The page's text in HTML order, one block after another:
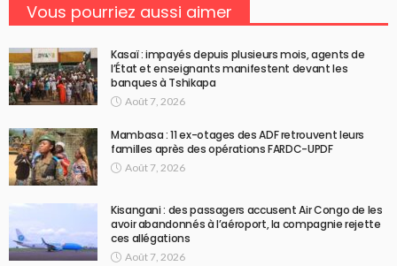
Vous pourriez aussi aimer
Kasaï : impayés depuis plusieurs mois, agents de
l’État et enseignants manifestent devant les
banques à Tshikapa
Août 7, 2026
Mambasa : 11 ex-otages des ADF retrouvent leurs
familles après des opérations FARDC-UPDF
Août 7, 2026
Kisangani : des passagers accusent Air Congo de les
avoir abandonnés à l’aéroport, la compagnie rejette
ces allégations
Août 7, 2026